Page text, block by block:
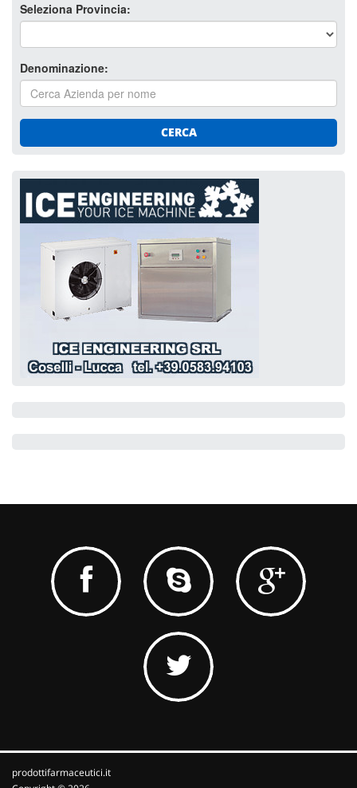
Seleziona Provincia:
Denominazione:
CERCA
prodottifarmaceutici.it